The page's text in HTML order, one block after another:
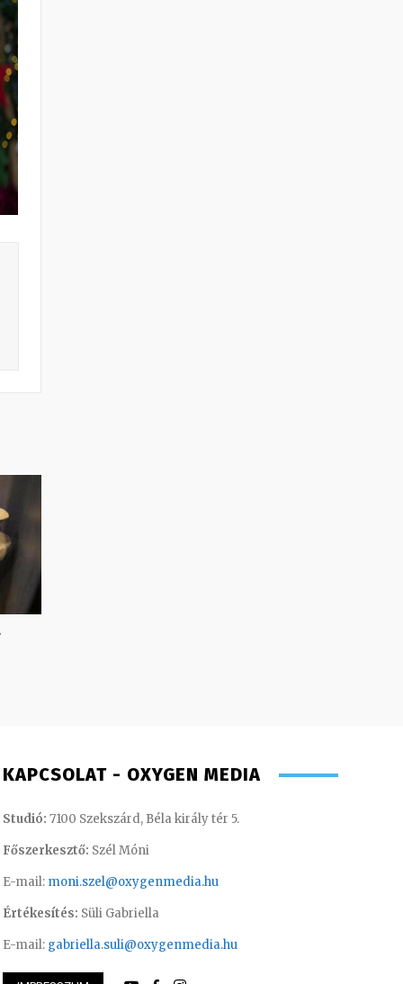
KAPCSOLAT - OXYGEN MEDIA
Studió: 7100 Szekszárd, Béla király tér 5.
Főszerkesztő: Szél Móni
E-mail: moni.szel@oxygenmedia.hu
Értékesítés: Süli Gabriella
E-mail: gabriella.suli@oxygenmedia.hu